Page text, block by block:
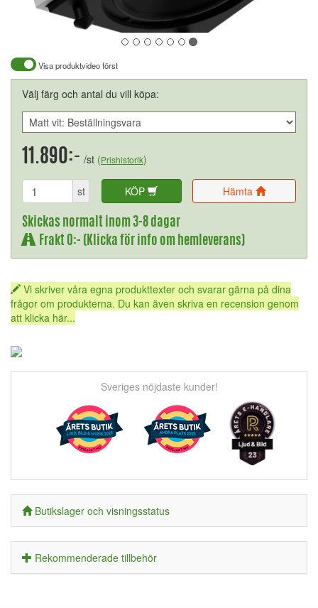
Visa produktvideo först
Välj färg och antal du vill köpa:
11.890:- /st (Prishistorik)
st KÖP Hämta
Skickas normalt inom 3-8 dagar
Frakt 0:- (Klicka för info om hemleverans)
Vi skriver våra egna produkttexter och svarar gärna på dina
frågor om produkterna. Du kan även skriva en recension genom
att klicka här...
Sveriges nöjdaste kunder!
Butikslager och visningsstatus
Rekommenderade tillbehör